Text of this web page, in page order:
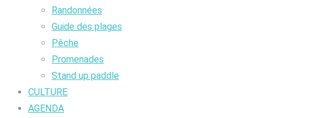
Randonnées
Guide des plages
Pêche
Promenades
Stand up paddle
CULTURE
AGENDA